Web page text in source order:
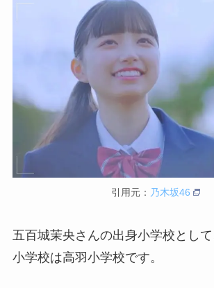
引用元： 乃木坂46
五百城茉央さんの出身小学校とし
小学校は高羽小学校です。